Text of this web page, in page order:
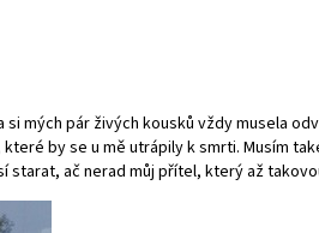
mých pár živých kousků vždy musela
by se u mě utrápily k smrti. Musím
ač nerad můj přítel, který až